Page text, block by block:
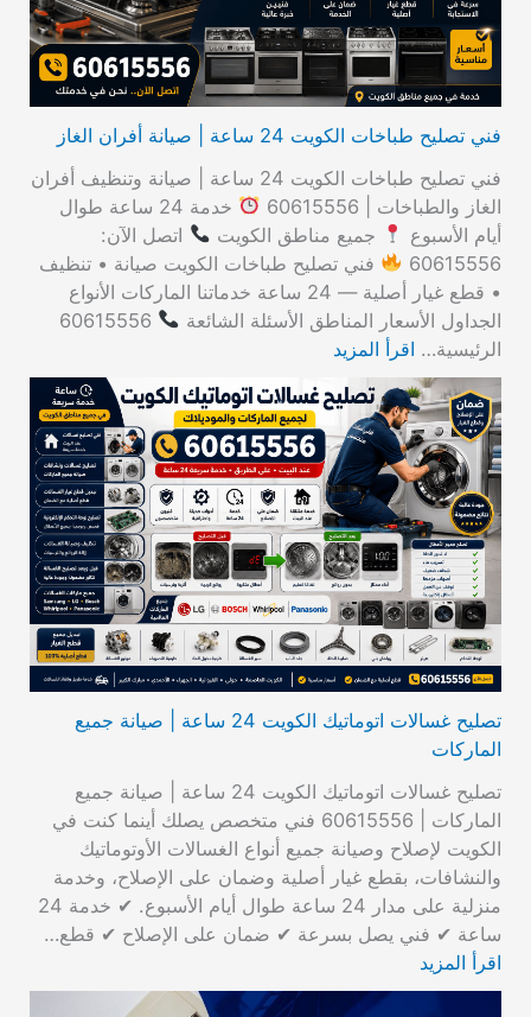
فني تصليح طباخات الكويت 24 ساعة | صيانة أفران الغاز
فني تصليح طباخات الكويت 24 ساعة | صيانة وتنظيف أفران
الغاز والطباخات | 60615556
خدمة 24 ساعة طوال
أيام الأسبوع
جميع مناطق الكويت
اتصل الآن:
60615556
فني تصليح طباخات الكويت صيانة • تنظيف
• قطع غيار أصلية — 24 ساعة خدماتنا الماركات الأنواع
الجداول الأسعار المناطق الأسئلة الشائعة
60615556
الرئيسية… اقرأ المزيد
تصليح غسالات اتوماتيك الكويت 24 ساعة | صيانة جميع
الماركات
تصليح غسالات اتوماتيك الكويت 24 ساعة | صيانة جميع
الماركات | 60615556 فني متخصص يصلك أينما كنت في
الكويت لإصلاح وصيانة جميع أنواع الغسالات الأوتوماتيك
والنشافات، بقطع غيار أصلية وضمان على الإصلاح، وخدمة
منزلية على مدار 24 ساعة طوال أيام الأسبوع. ✔ خدمة 24
ساعة ✔ فني يصل بسرعة ✔ ضمان على الإصلاح ✔ قطع…
اقرأ المزيد